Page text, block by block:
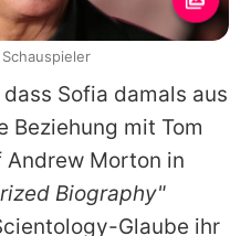
Sofia damals aus
Beziehung mit Tom
Andrew Morton in
Biography"
Glaube ihr